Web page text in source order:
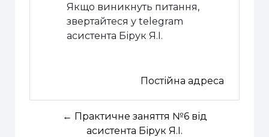
Якщо виникнуть питання,
звертайтеся у telegram
асистента Бірук Я.І.
Постійна адреса
← Практичне заняття №6 від
асистента Бірук Я.І.